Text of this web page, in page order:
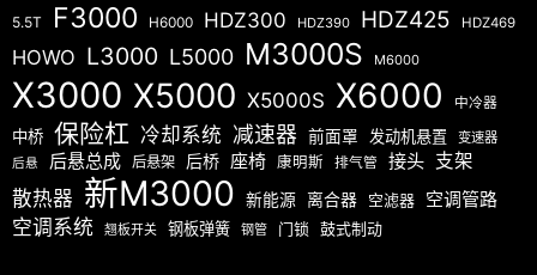
5.5T F3000 H6000 HDZ300 HDZ390 HDZ425 HDZ469
HOWO L3000 L5000 M3000S M6000
X3000 X5000 X5000S X6000 中冷器
中桥 保险杠 冷却系统 减速器 前面罩 发动机悬置 变速器
后悬 后悬总成 后悬架 后桥 座椅 康明斯 排气管 接头 支架
散热器 新M3000 新能源 离合器 空滤器 空调管路
空调系统 翘板开关 钢板弹簧 钢管 门锁 鼓式制动